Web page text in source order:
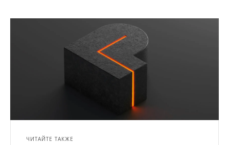
ЧИТАЙТЕ ТАКЖЕ